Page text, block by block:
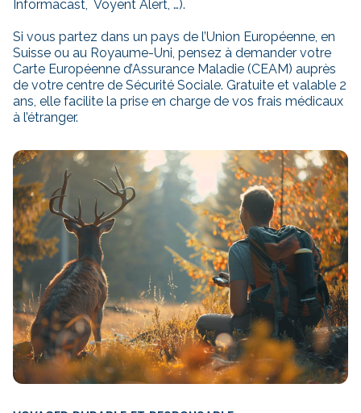
Informacast, Voyent Alert, …).
Si vous partez dans un pays de l’Union Européenne, en
Suisse ou au Royaume-Uni, pensez à demander votre
Carte Européenne d’Assurance Maladie (CEAM) auprès
de votre centre de Sécurité Sociale. Gratuite et valable 2
ans, elle facilite la prise en charge de vos frais médicaux
à l’étranger.